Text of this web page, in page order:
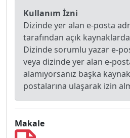
Kullanım İzni
Dizinde yer alan e-posta
tarafından açık
Dizinde sorumlu yazar e-
veya dizinde yer alan e-
alamıyorsanız başka
postalarına ulaşarak izin
Makale